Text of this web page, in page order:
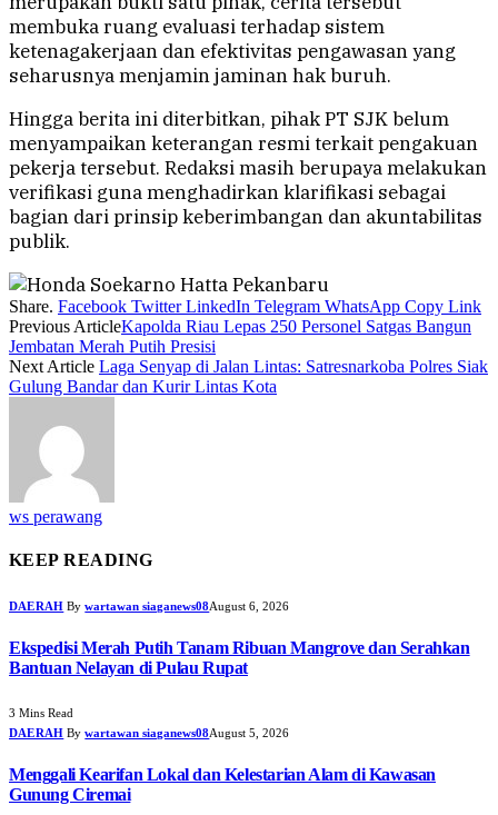
membuka ruang evaluasi terhadap sistem
ketenagakerjaan dan efektivitas pengawasan yang
seharusnya menjamin jaminan hak buruh.
Hingga berita ini diterbitkan, pihak PT SJK belum
menyampaikan keterangan resmi terkait pengakuan
pekerja tersebut. Redaksi masih berupaya melakukan
verifikasi guna menghadirkan klarifikasi sebagai
bagian dari prinsip keberimbangan dan akuntabilitas
publik.
Share. Facebook Twitter LinkedIn Telegram WhatsApp Copy Link
Previous ArticleKapolda Riau Lepas 250 Personel Satgas Bangun
Jembatan Merah Putih Presisi
Next Article Laga Senyap di Jalan Lintas: Satresnarkoba Polres Siak
Gulung Bandar dan Kurir Lintas Kota
ws perawang
KEEP READING
DAERAH By wartawan siaganews08August 6, 2026
Ekspedisi Merah Putih Tanam Ribuan Mangrove dan Serahkan
Bantuan Nelayan di Pulau Rupat
3 Mins Read
DAERAH By wartawan siaganews08August 5, 2026
Menggali Kearifan Lokal dan Kelestarian Alam di Kawasan
Gunung Ciremai